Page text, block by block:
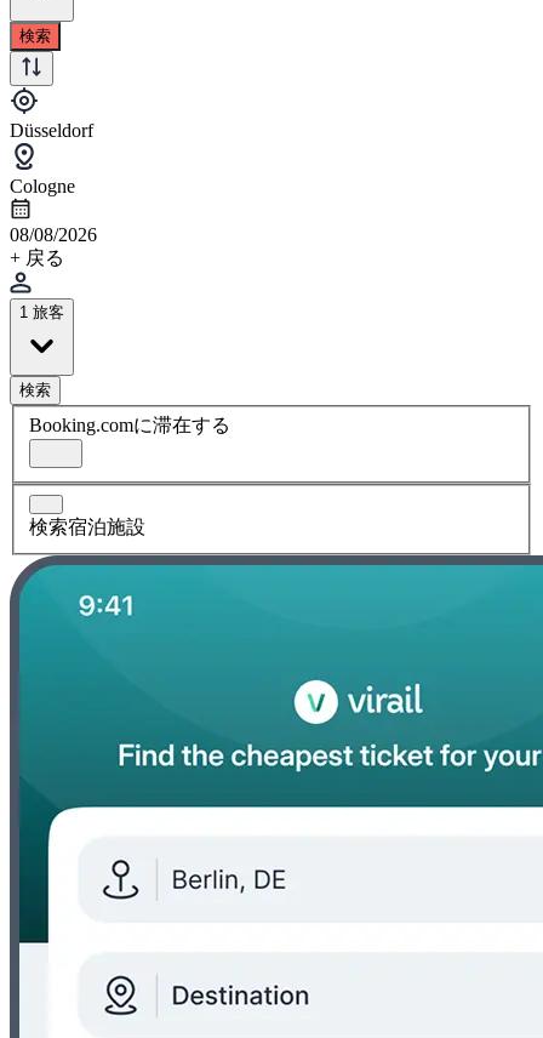
検索
Düsseldorf
Cologne
08/08/2026
+ 戻る
1 旅客
検索
Booking.comに滞在する
検索宿泊施設